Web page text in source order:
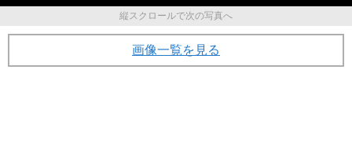
縦スクロールで次の写真へ
画像一覧を見る